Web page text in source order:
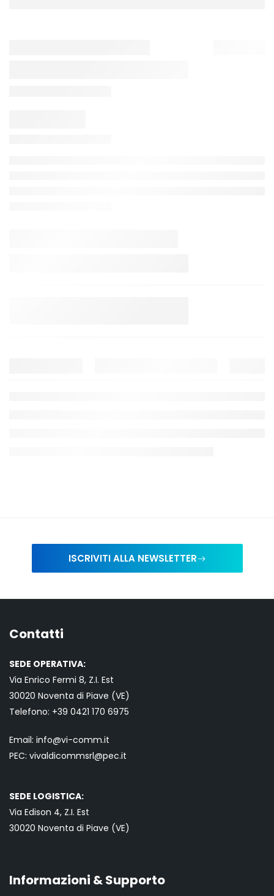
ISCRIVITI ALLA NEWSLETTER
Contatti
SEDE OPERATIVA:
Via Enrico Fermi 8, Z.I. Est
30020 Noventa di Piave (VE)
Telefono: +39 0421 170 6975
Email: info@vi-comm.it
PEC: vivaldicommsrl@pec.it
SEDE LOGISTICA:
Via Edison 4, Z.I. Est
30020 Noventa di Piave (VE)
Informazioni & Supporto